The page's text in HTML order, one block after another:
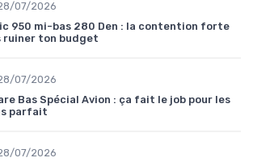
07/2026
950 mi-bas 280 Den : la contention forte
ruiner ton budget
07/2026
Bas Spécial Avion : ça fait le job pour les
parfait
07/2026